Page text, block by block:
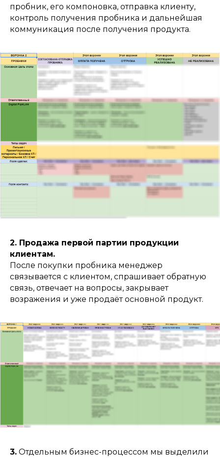
пробник, его компоновка, отправка клиенту,
контроль получения пробника и дальнейшая
коммуникация после получения продукта.
2. Продажа первой партии продукции
клиентам.
После покупки пробника менеджер
связывается с клиентом, спрашивает обратную
связь, отвечает на вопросы, закрывает
возражения и уже продаёт основной продукт.
3. Отдельным бизнес-процессом мы выделили